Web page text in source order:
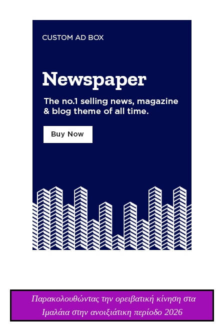
Παρακολουθώντας την ορειβατική κίνηση στα
Ιμαλάια στην ανοιξιάτικη περίοδο 2026